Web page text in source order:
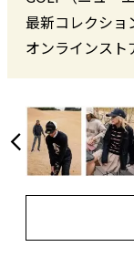
最新コレクショ
オンラインスト